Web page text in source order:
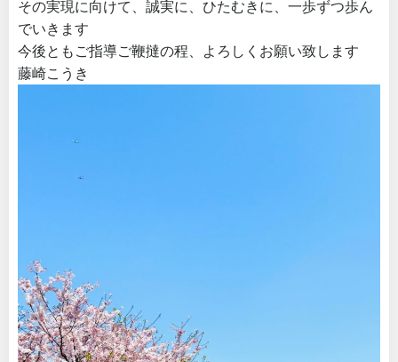
その実現に向けて、誠実に、ひたむきに、一歩ずつ歩ん
でいきます
今後ともご指導ご鞭撻の程、よろしくお願い致します
藤崎こうき